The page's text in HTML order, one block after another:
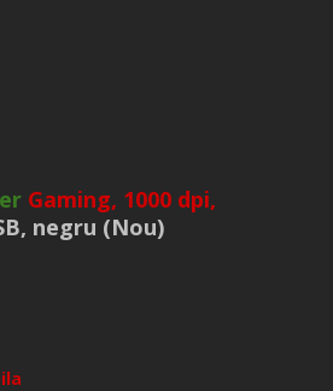
Gaming, 1000 dpi,
negru (Nou)